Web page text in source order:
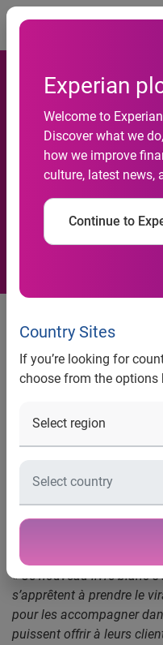
Experian
Welcome to
Discover what we
how we improve
culture, latest news,
Continue to
Country Sites
If you’re looking for
choose from the options
Experian
publie un
pour aider
déjouer les
marketing
Paris, le 1er octobre
expert mondial de la
connaissance clients et
aujourd’hui la sortie
Au rythme où le marché
est devenu un énorme
sollicitaient peu de
aujourd’hui de façon
« Ce nouveau livre blanc
s’apprêtent à prendre le
pour les accompagner
puissent offrir à leurs